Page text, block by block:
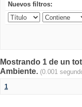
Nuevos filtros:
Mostrando 1 de un
Ambiente. (0.001
1